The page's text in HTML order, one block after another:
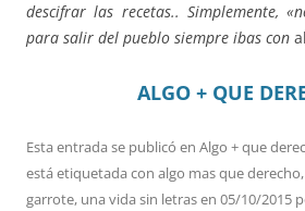
descifrar las recetas.. Simplemente,
para salir del pueblo siempre ibas con
ALGO + QUE
Esta entrada se publicó en Algo + que
está etiquetada con algo mas que derecho,
garrote, una vida sin letrasen 05/10/2015